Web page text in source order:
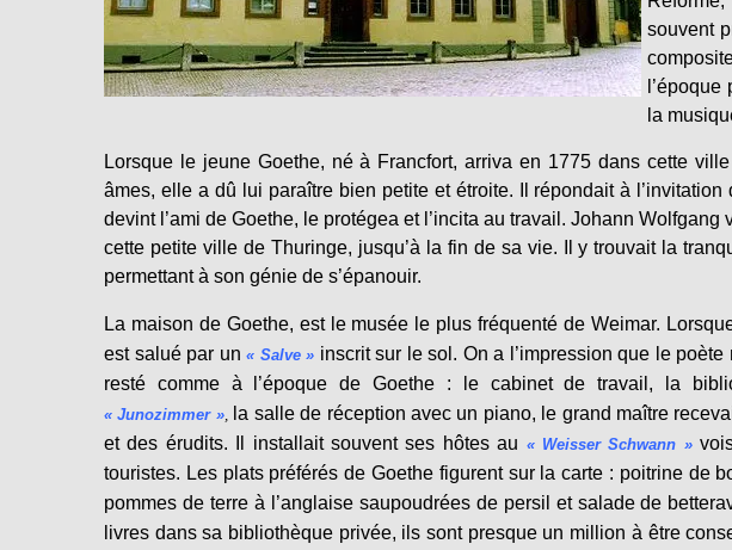
souvent
la
Lorsque le jeune Goethe, né à Francfort, arriva en 1775 dans cette
âmes, elle a dû lui paraître bien petite et étroite. Il répondait à l’invitation
devint l’ami de Goethe, le protégea et l’incita au travail. Johann
cette petite ville de Thuringe, jusqu’à la fin de sa vie. Il y trouvait la
permettant à son génie de s’épanouir.
La maison de Goethe, est le musée le plus fréquenté de Weimar.
est salué par un « Salve » inscrit sur le sol. On a l’impression que le poète
resté comme à l’époque de Goethe : le cabinet de travail, la
« Junozimmer », la salle de réception avec un piano, le grand maître
et des érudits. Il installait souvent ses hôtes au « Weisser Schwann »
touristes. Les plats préférés de Goethe figurent sur la carte : poitrine de
pommes de terre à l’anglaise saupoudrées de persil et salade de
livres dans sa bibliothèque privée, ils sont presque un million à être